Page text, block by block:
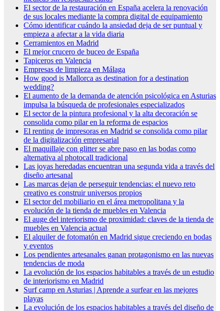
El sector de la restauración en España acelera la renovación
de sus locales mediante la compra digital de equipamiento
Cómo identificar cuándo la ansiedad deja de ser puntual y
empieza a afectar a la vida diaria
Cerramientos en Madrid
El mejor crucero de buceo de España
Tapiceros en Valencia
Empresas de limpieza en Málaga
How good is Mallorca as destination for a destination
wedding?
El aumento de la demanda de atención psicológica en Asturias
impulsa la búsqueda de profesionales especializados
El sector de la pintura profesional y la alta decoración se
consolida como pilar en la reforma de espacios
El renting de impresoras en Madrid se consolida como pilar
de la digitalización empresarial
El maquillaje con glitter se abre paso en las bodas como
alternativa al photocall tradicional
Las joyas heredadas encuentran una segunda vida a través del
diseño artesanal
Las marcas dejan de perseguir tendencias: el nuevo reto
creativo es construir universos propios
El sector del mobiliario en el área metropolitana y la
evolución de la tienda de muebles en Valencia
El auge del interiorismo de proximidad: claves de la tienda de
muebles en Valencia actual
El alquiler de fotomatón en Madrid sigue creciendo en bodas
y eventos
Los pendientes artesanales ganan protagonismo en las nuevas
tendencias de moda
La evolución de los espacios habitables a través de un estudio
de interiorismo en Madrid
Surf camp en Asturias | Aprende a surfear en las mejores
playas
La evolución de los espacios habitables a través del diseño de